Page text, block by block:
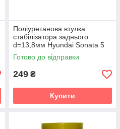
Поліуретанова втулка
стабілізатора заднього
d=13,8мм Hyundai Sonata 5
gen. (NF) Седан (2004-2009)
v19
Готово до відправки
249 ₴
Купити